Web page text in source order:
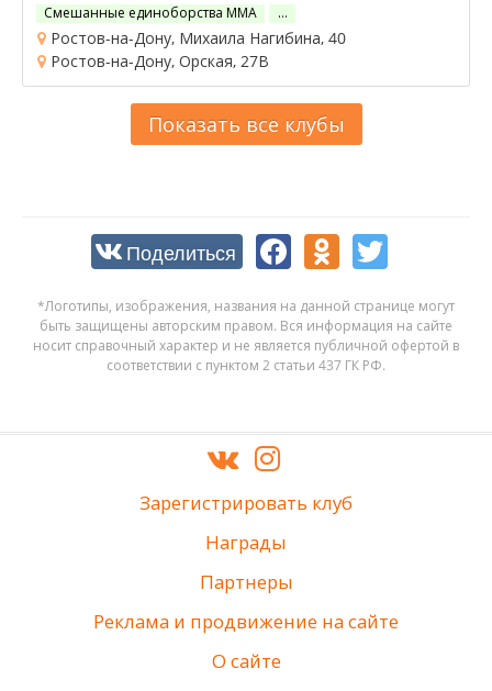
Смешанные единоборства ММА
…
Ростов-на-Дону, Михаила Нагибина, 40
Ростов-на-Дону, Орская, 27В
Показать все клубы
Поделиться
*Логотипы, изображения, названия на данной странице могут
быть защищены авторским правом. Вся информация на сайте
носит справочный характер и не является публичной офертой в
соответствии с пунктом 2 статьи 437 ГК РФ.
Зарегистрировать клуб
Награды
Партнеры
Реклама и продвижение на сайте
О сайте